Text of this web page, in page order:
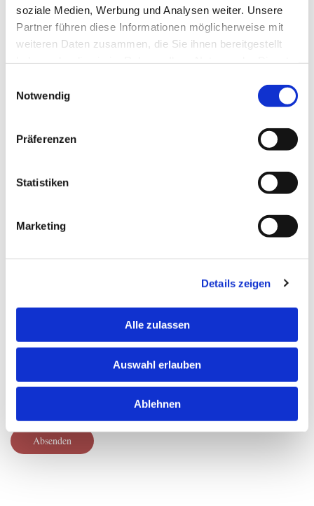
soziale Medien, Werbung und Analysen weiter. Unsere
Partner führen diese Informationen möglicherweise mit
weiteren Daten zusammen, die Sie ihnen bereitgestellt
Notwendig
Präferenzen
Statistiken
Marketing
Details zeigen
Alle zulassen
Auswahl erlauben
Ablehnen
Name*
Ihre Nachricht an uns*
Daten ausschließlich zur Beantwortung Ihrer Anfrage.
Weitere Informationen zum Datenschutz, insbesondere auch